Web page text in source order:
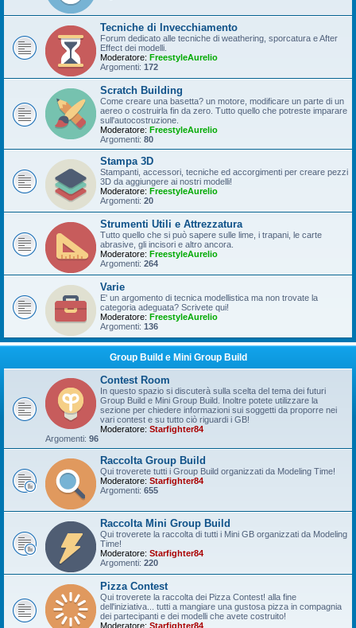
Tecniche di Invecchiamento
Forum dedicato alle tecniche di weathering, sporcatura e After
Effect dei modelli.
Moderatore: FreestyleAurelio
Argomenti: 172
Scratch Building
Come creare una basetta? un motore, modificare un parte di un
aereo o costruirla fin da zero. Tutto quello che potreste imparare
sull'autocostruzione.
Moderatore: FreestyleAurelio
Argomenti: 80
Stampa 3D
Stampanti, accessori, tecniche ed accorgimenti per creare pezzi
3D da aggiungere ai nostri modelli!
Moderatore: FreestyleAurelio
Argomenti: 20
Strumenti Utili e Attrezzatura
Tutto quello che si può sapere sulle lime, i trapani, le carte
abrasive, gli incisori e altro ancora.
Moderatore: FreestyleAurelio
Argomenti: 264
Varie
E' un argomento di tecnica modellistica ma non trovate la
categoria adeguata? Scrivete qui!
Moderatore: FreestyleAurelio
Argomenti: 136
Group Build e Mini Group Build
Contest Room
In questo spazio si discuterà sulla scelta del tema dei futuri
Group Build e Mini Group Build. Inoltre potete utilizzare la
sezione per chiedere informazioni sui soggetti da proporre nei
vari contest e su tutto ciò riguardi i GB!
Moderatore: Starfighter84
Argomenti: 96
Raccolta Group Build
Qui troverete tutti i Group Build organizzati da Modeling Time!
Moderatore: Starfighter84
Argomenti: 655
Raccolta Mini Group Build
Qui troverete la raccolta di tutti i Mini GB organizzati da Modeling
Time!
Moderatore: Starfighter84
Argomenti: 220
Pizza Contest
Qui troverete la raccolta dei Pizza Contest! alla fine
dell'iniziativa... tutti a mangiare una gustosa pizza in compagnia
dei partecipanti e dei modelli che avete costruito!
Moderatore: Starfighter84